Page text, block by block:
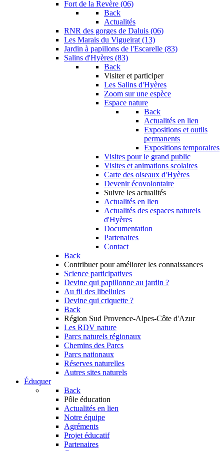
Fort de la Revère (06)
Back
Actualités
RNR des gorges de Daluis (06)
Les Marais du Vigueirat (13)
Jardin à papillons de l'Escarelle (83)
Salins d'Hyères (83)
Back
Visiter et participer
Les Salins d'Hyères
Zoom sur une espèce
Espace nature
Back
Actualités en lien
Expositions et outils
permanents
Expositions temporaires
Visites pour le grand public
Visites et animations scolaires
Carte des oiseaux d'Hyères
Devenir écovolontaire
Suivre les actualités
Actualités en lien
Actualités des espaces naturels
d'Hyères
Documentation
Partenaires
Contact
Back
Contribuer pour améliorer les connaissances
Science participatives
Devine qui papillonne au jardin ?
Au fil des libellules
Devine qui criquette ?
Back
Région Sud Provence-Alpes-Côte d'Azur
Les RDV nature
Parcs naturels régionaux
Chemins des Parcs
Parcs nationaux
Réserves naturelles
Autres sites naturels
Éduquer
Back
Pôle éducation
Actualités en lien
Notre équipe
Agréments
Projet éducatif
Partenaires